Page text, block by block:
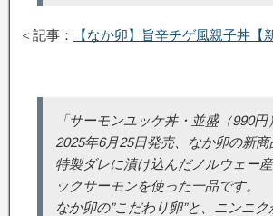
＜記事： 【なか卯】旨辛チゲ風親子丼【
「サーモンユッケ丼・並盛（990円
2025年6月25日発売、なか卯の新商
特製ダレに漬け込んだノルウェー
ックサーモンを使った一品です。
なか卯の”こだわり卵”と、ニンニ